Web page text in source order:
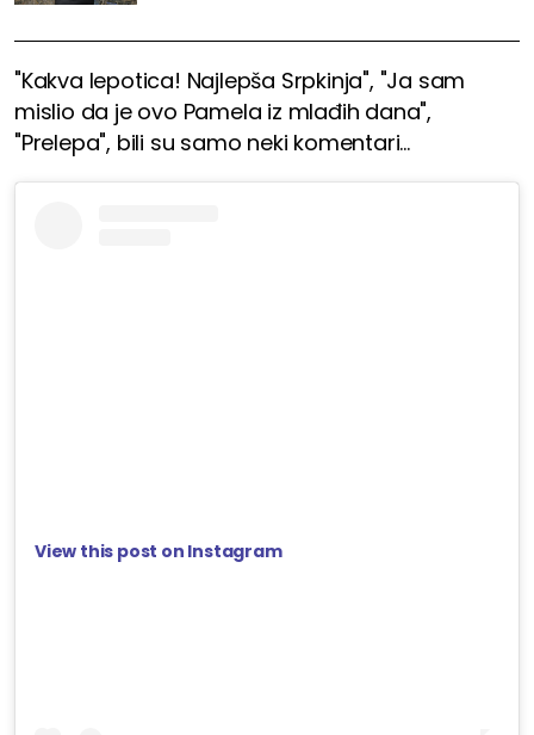
"Kakva lepotica! Najlepša Srpkinja", "Ja sam
mislio da je ovo Pamela iz mlađih dana",
"Prelepa", bili su samo neki komentari...
View this post on Instagram